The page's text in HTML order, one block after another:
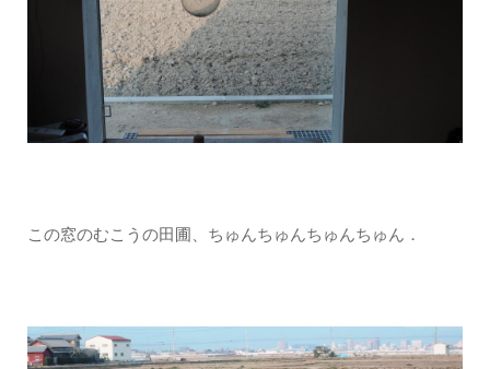
この窓のむこうの田圃、ちゅんちゅんちゅんちゅん．